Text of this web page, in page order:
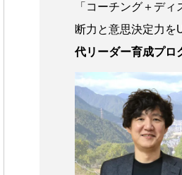
「コーチング＋デ
断力と意思決定力を
代リーダー育成プロ